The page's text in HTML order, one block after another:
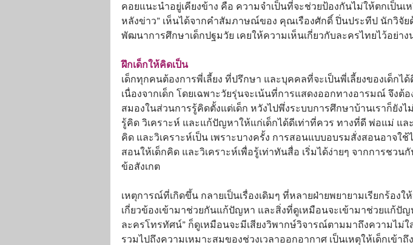
คอยแนะนำอยู่เคียงข้าง คือ ความจำเป็นที่จะช่วยป้องกันไม่ให้ตกเป็นเ
หลังข่าว” เห็นได้จากคำสัมภาษณ์ของ คุณเรืองศักดิ์ ปิ่นประทีป นักวิจัย
พัฒนาการศึกษาเด็กปฐมวัย เคยให้ความเห็นเกี่ยวกับละครไทยไว้อย่าง
ฝึกเด็กให้คิดเป็น
เด็กทุกคนต้องการพี่เลี้ยง ที่ปรึกษา และบุคคลที่จะเป็นพี่เลี้ยงของเด็กไ
เนื่องจากเด็ก โดยเฉพาะวัยรุ่นจะเน้นที่การแสดงออกทางอารมณ์ จึงต้
สมองในส่วนการรู้คิดตั้งแต่เด็ก หวังไปพึ่งระบบการศึกษาบ้านเราก็ยัง
รู้คิด วิเคราะห์ และแก้ปัญหาให้แก่เด็กได้ดีเท่าที่ควร ทางที่ดี พ่อแม่ แล
คิด และวิเคราะห์เป็น เพราะบางครั้ง การสอนแบบอบรมสั่งสอนอาจใช้
สอนให้เด็กคิด และวิเคราะห์เพื่อรู้เท่าทันสื่อ เริ่มได้ง่ายๆ จากการชวน
ข้อสังเกต
เหตุการณ์ที่เกิดขึ้น กลายเป็นเรื่องเดิมๆ ที่หลายฝ่ายพยายามเรียกร้องใ
เกี่ยวข้องเข้ามาช่วยกันแก้ปัญหา และสิ่งที่ดูเหมือนจะเข้ามาช่วยแก้ปัญห
ละครโทรทัศน์” ก็ดูเหมือนจะมีเสียงวิพากษ์วิจารณ์ตามมาถึงความไม่ใ
รวมไปถึงความเหมาะสมของช่วงเวลาออกอากาศ เป็นเหตุให้เด็กเข้าถึ